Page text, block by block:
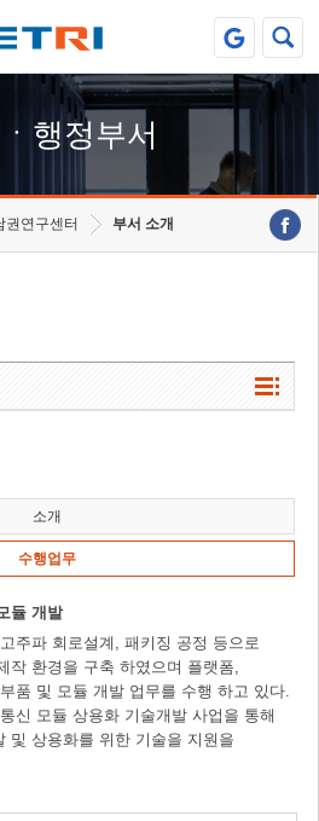
행정부서
권연구센터 부서 소개
소개
수행업무
듈 개발
주파 회로설계, 패키징 공정 등으로
작 환경을 구축 하였으며 플랫폼,
품 및 모듈 개발 업무를 수행 하고 있다.
신 모듈 상용화 기술개발 사업을 통해
및 상용화를 위한 기술을 지원을